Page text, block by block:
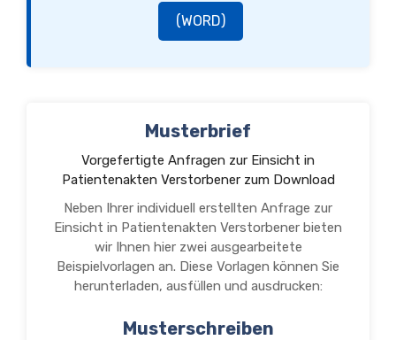
(WORD)
Musterbrief
Vorgefertigte Anfragen zur Einsicht in
Patientenakten Verstorbener zum Download
Neben Ihrer individuell erstellten Anfrage zur
Einsicht in Patientenakten Verstorbener bieten
wir Ihnen hier zwei ausgearbeitete
Beispielvorlagen an. Diese Vorlagen können Sie
herunterladen, ausfüllen und ausdrucken:
Musterschreiben